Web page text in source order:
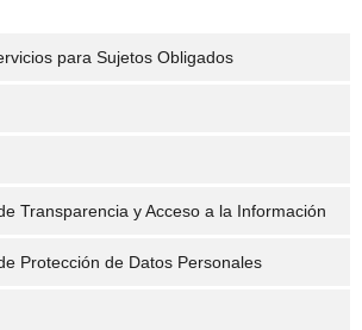
para Sujetos Obligados
Transparencia y Acceso a la Información
Protección de Datos Personales